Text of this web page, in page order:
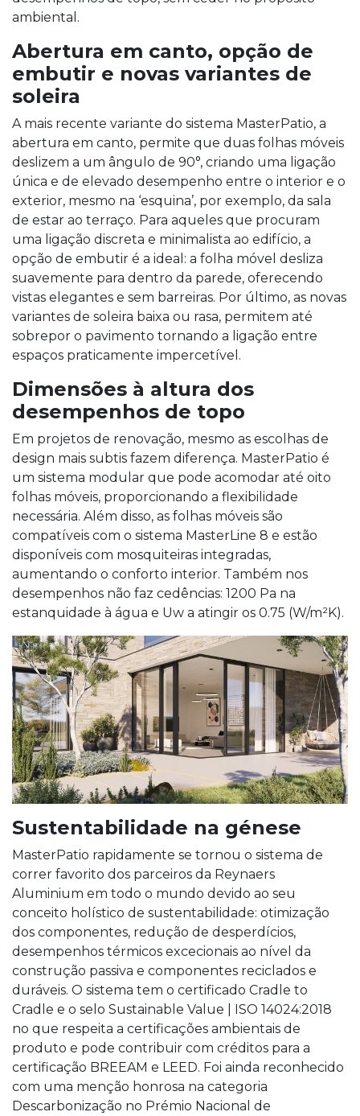
ambiental.
Abertura em canto, opção de
embutir e novas variantes de
soleira
A mais recente variante do sistema MasterPatio, a
abertura em canto, permite que duas folhas móveis
deslizem a um ângulo de 90°, criando uma ligação
única e de elevado desempenho entre o interior e o
exterior, mesmo na ‘esquina’, por exemplo, da sala
de estar ao terraço. Para aqueles que procuram
uma ligação discreta e minimalista ao edifício, a
opção de embutir é a ideal: a folha móvel desliza
suavemente para dentro da parede, oferecendo
vistas elegantes e sem barreiras. Por último, as novas
variantes de soleira baixa ou rasa, permitem até
sobrepor o pavimento tornando a ligação entre
espaços praticamente impercetível.
Dimensões à altura dos
desempenhos de topo
Em projetos de renovação, mesmo as escolhas de
design mais subtis fazem diferença. MasterPatio é
um sistema modular que pode acomodar até oito
folhas móveis, proporcionando a flexibilidade
necessária. Além disso, as folhas móveis são
compatíveis com o sistema MasterLine 8 e estão
disponíveis com mosquiteiras integradas,
aumentando o conforto interior. Também nos
desempenhos não faz cedências: 1200 Pa na
estanquidade à água e Uw a atingir os 0.75 (W/m²K).
Sustentabilidade na génese
MasterPatio rapidamente se tornou o sistema de
correr favorito dos parceiros da Reynaers
Aluminium em todo o mundo devido ao seu
conceito holístico de sustentabilidade: otimização
dos componentes, redução de desperdícios,
desempenhos térmicos excecionais ao nível da
construção passiva e componentes reciclados e
duráveis. O sistema tem o certificado Cradle to
Cradle e o selo Sustainable Value | ISO 14024:2018
no que respeita a certificações ambientais de
produto e pode contribuir com créditos para a
certificação BREEAM e LEED. Foi ainda reconhecido
com uma menção honrosa na categoria
Descarbonização no Prémio Nacional de